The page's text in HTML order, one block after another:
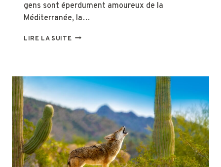
gens sont éperdument amoureux de la
Méditerranée, la…
LIRE LA SUITE CETTE
FLORIDE
EST
LA
MÉDITERRANÉE
DE
L’AMÉRIQUE
»